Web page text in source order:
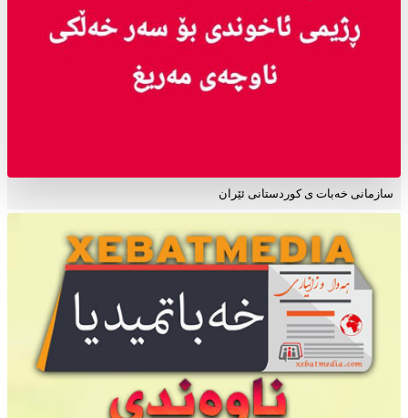
سازمانی خەبات ی کوردستانی ئێران